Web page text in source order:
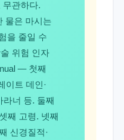
무관하다.
물은 마시는
을 줄일 수
위험 인자
— 첫째
이트 데인·
라너 등. 둘째
째 고령. 넷째
신경질적·